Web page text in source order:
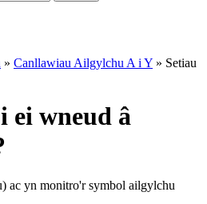
» Canllawiau Ailgylchu A i Y » Setiau
ei wneud â